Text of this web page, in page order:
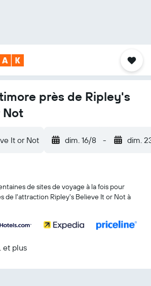
près de Ripley's
Not
It or Not dim. 16/8 - dim.
de sites de voyage à la fois pour
de l'attraction Ripley's Believe It or Not à
… et plus